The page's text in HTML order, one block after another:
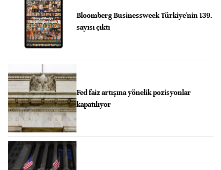
Bloomberg Businessweek Türkiye'nin 139.
sayısı çıktı
Fed faiz artışına yönelik pozisyonlar
kapatılıyor